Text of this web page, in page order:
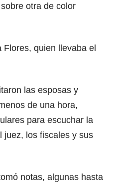
otra de color
Flores, quien llevaba el
las esposas y
de una hora,
para escuchar la
juez, los fiscales y sus
notas, algunas hasta